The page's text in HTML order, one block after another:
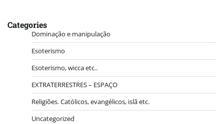
Categories
Dominação e manipulação
Esoterismo
Esoterismo, wicca etc..
EXTRATERRESTRES – ESPAÇO
Religiões. Católicos, evangélicos, islã etc.
Uncategorized